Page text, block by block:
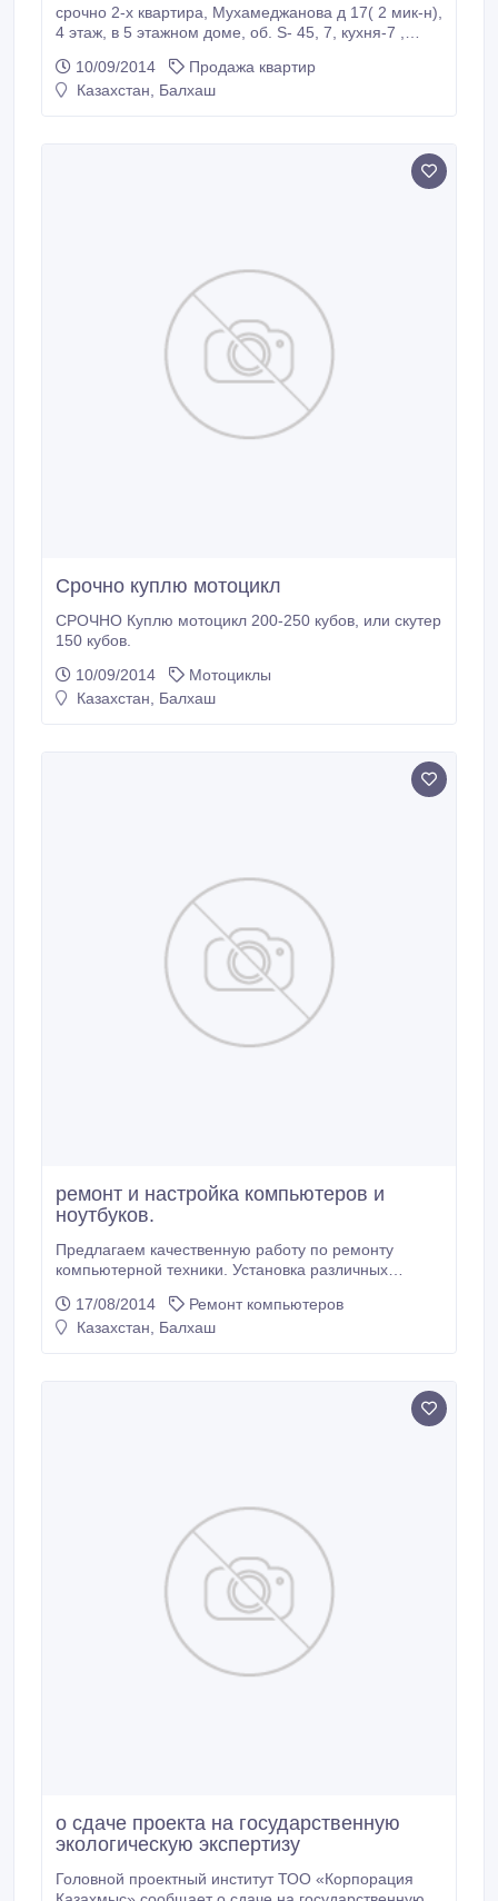
срочно 2-х квартира, Мухамеджанова д 17( 2 мик-н),
4 этаж, в 5 этажном доме, об. S- 45, 7, кухня-7 ,
10/09/2014
Продажа квартир
Казахстан, Балхаш
Срочно куплю мотоцикл
СРОЧНО Куплю мотоцикл 200-250 кубов, или скутер
150 кубов.
10/09/2014
Мотоциклы
Казахстан, Балхаш
ремонт и настройка компьютеров и
ноутбуков.
Предлагаем качественную работу по ремонту
компьютерной техники. Установка различных
различных вирусов и многое другое. Качественная
работа по привлекательно низким ценам. Работаем
17/08/2014
Ремонт компьютеров
Казахстан, Балхаш
о сдаче проекта на государственную
экологическую экспертизу
Головной проектный институт ТОО «Корпорация